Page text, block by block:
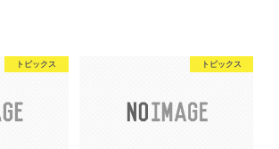
トピックス トピックス